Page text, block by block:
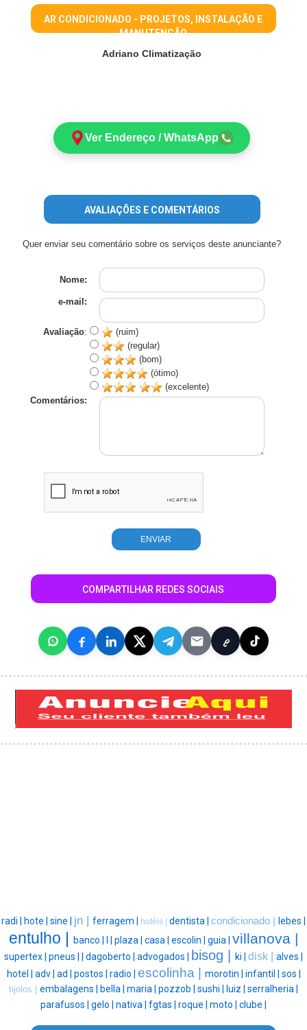
AR CONDICIONADO - PROJETOS, INSTALAÇÃO E
MANUTENÇÃO
Adriano Climatização
Ver Endereço / WhatsApp
AVALIAÇÕES E COMENTÁRIOS
Quer enviar seu comentário sobre os serviços deste anunciante?
Nome:
e-mail:
Avaliação:
(ruim)
(regular)
(bom)
(ótimo)
(excelente)
Comentários:
COMPARTILHAR REDES SOCIAIS
radi | hote | sine | jn | ferragem | hotéis | dentista | condicionado | lebes |
entulho | banco | plaza | casa | escolin | guia | villanova |
supertex | pneus | dagoberto | advogados | bisog | ki | disk | alves |
hotel | adv | ad | postos | radio | escolinha | morotin | infantil | sos |
tijolos | embalagens | bella | maria | pozzob | sushi | luiz | serralheria |
parafusos | gelo | nativa | fgtas | roque | moto | clube |